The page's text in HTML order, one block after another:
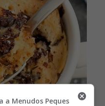
a Menudos Peques